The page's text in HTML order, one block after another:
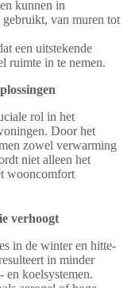
kunnen in
van muren tot
een uitstekende
ruimte in te nemen.
rol in het
Door het
zowel verwarming
niet alleen het
wooncomfort
verhoogt
in de winter en hitte-
in minder
en koelsystemen.